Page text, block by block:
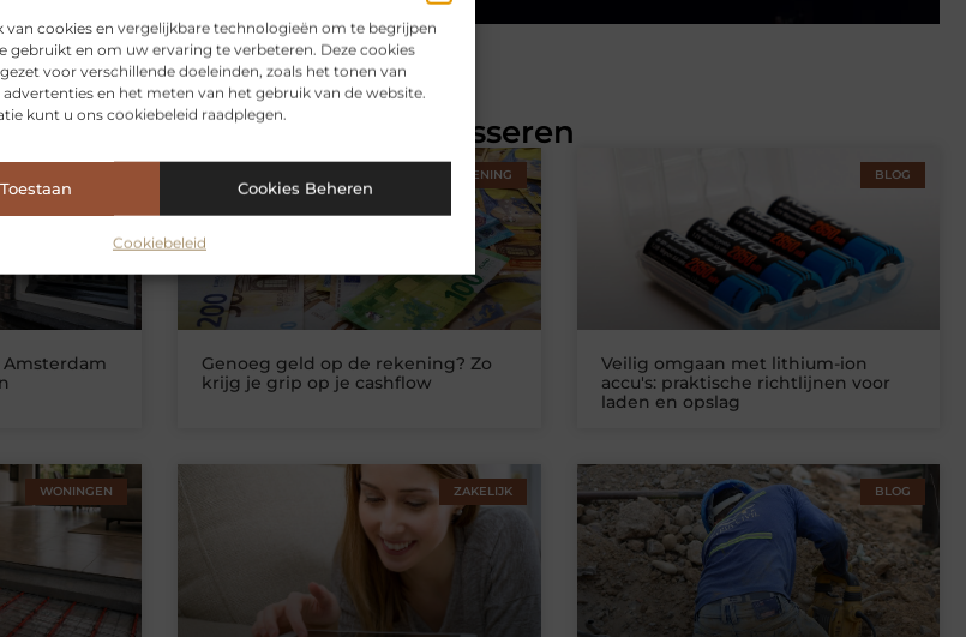
van cookies en vergelijkbare technologieën om te begrijpen
gebruikt en om uw ervaring te verbeteren. Deze cookies
voor verschillende doeleinden, zoals het tonen van
en het meten van het gebruik van de website.
kunt u ons cookiebeleid raadplegen.
Cookies Beheren
Cookiebeleid
die u mogelijk interesseren
ZAKELIJKE DIENSTVERLENING
Genoeg geld op de rekening? Zo
krijg je grip op je cashflow
BLOG
Veilig omgaan met lithium-ion
accu's: praktische richtlijnen voor
laden en opslag
WONINGEN ZAKELIJK BLOG